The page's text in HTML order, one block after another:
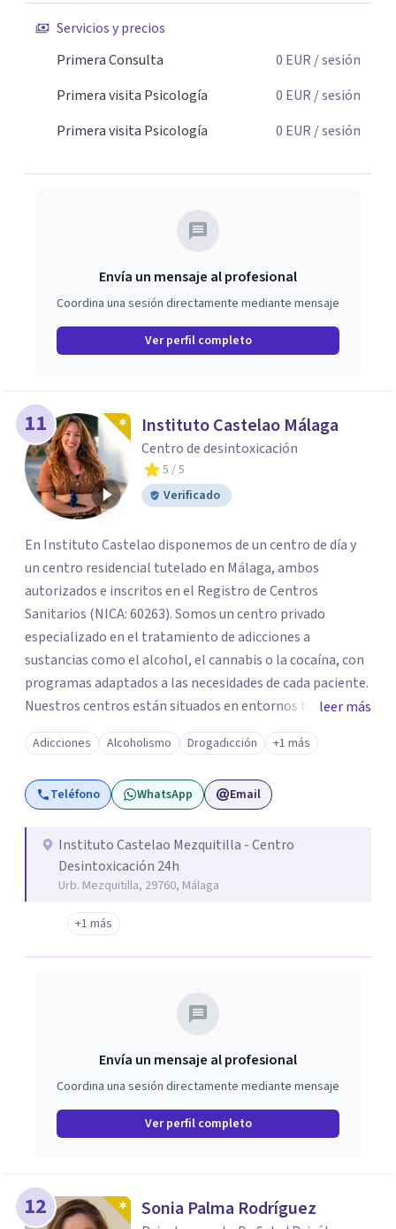
está contigo en cada paso del camino.
Servicios y precios
Primera Consulta
0 EUR / sesión
Primera visita Psicología
0 EUR / sesión
Primera visita Psicología
0 EUR / sesión
Envía un mensaje al profesional
Coordina una sesión directamente mediante mensaje
Ver perfil completo
11 Instituto Castelao Málaga
Centro de desintoxicación
5 / 5
Verificado
En Instituto Castelao disponemos de un centro de día y
un centro residencial tutelado en Málaga, ambos
autorizados e inscritos en el Registro de Centros
Sanitarios (NICA: 60263). Somos un centro privado
especializado en el tratamiento de adicciones a
sustancias como el alcohol, el cannabis o la cocaína, con
programas adaptados a las necesidades de cada paciente.
Nuestros centros están situados en entornos tranquilos
y semirurales, lo que favorece la desconexión de los
lugares asociados al consumo y permite centrarse en la
recuperación. Ofrecemos tratamiento ambulatorio, con
terapias individuales y de grupo en horario de mañana y
quienes necesitan un entorno más estructurado. Además,
damos un papel fundamental a la familia y a la pareja del
paciente, integrándolas en el proceso de recuperación
mediante terapias de pareja y de familia semanales, lo
que refuerza la red de apoyo y facilita la reinserción social.
En Instituto Castelao encontrarás un tratamiento
conductual sistémica y en la motivación constante para
lograr una vida libre de adicciones.
leer más
Adicciones Alcoholismo Drogadicción +1 más
Teléfono WhatsApp Email
Instituto Castelao Mezquitilla - Centro
Desintoxicación 24h
Urb. Mezquitilla, 29760, Málaga
+1 más
Envía un mensaje al profesional
Coordina una sesión directamente mediante mensaje
Ver perfil completo
12 Sonia Palma Rodríguez